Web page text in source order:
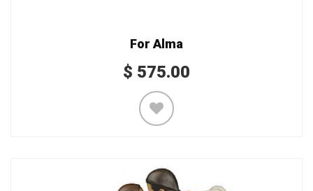
For Alma
$ 575.00